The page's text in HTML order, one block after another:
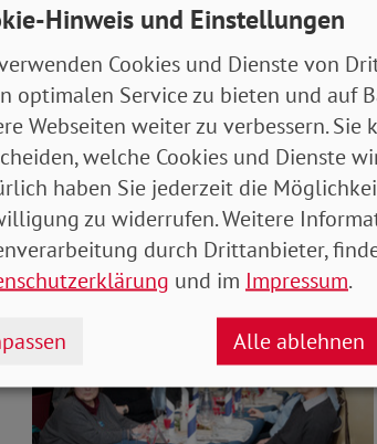
arm oder armutsgefährdet“, erklärte
kann dies sehr effektiv sein.“
und Hauptamtlichen für ihr
Er wünschte allen eine schöne
Treffen
Hinweis und Einstellungen
Cookies und Dienste von
optimalen Service zu bieten und auf
Webseiten weiter zu verbessern. Sie
welche Cookies und Dienste
haben Sie jederzeit die
zu widerrufen. Weitere
durch Drittanbieter,
und im Impressum.
Alle ablehnen